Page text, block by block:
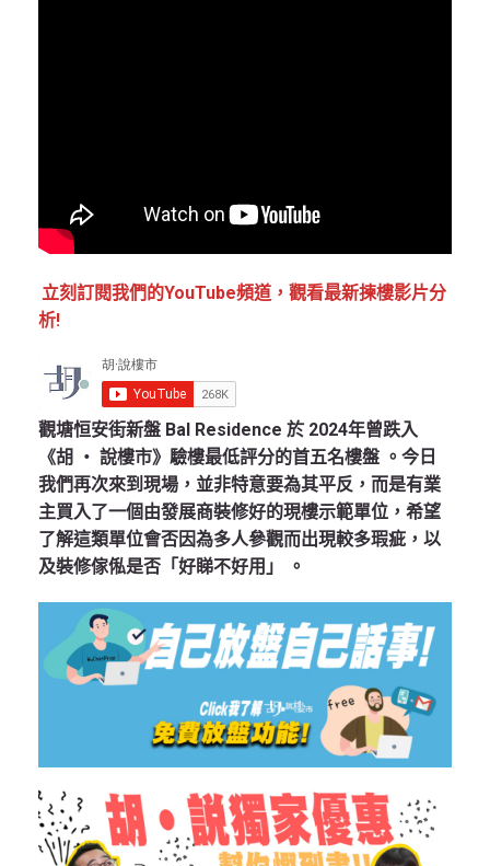
立刻訂閱我們的YouTube頻道，觀看最新揀樓影片分
析!
觀塘恒安街新盤 Bal Residence 於 2024年曾跌入
《胡 ‧ 說樓市》驗樓最低評分的首五名樓盤 。今日
我們再次來到現場，並非特意要為其平反，而是有業
主買入了一個由發展商裝修好的現樓示範單位，希望
了解這類單位會否因為多人參觀而出現較多瑕疵，以
及裝修傢俬是否「好睇不好用」 。